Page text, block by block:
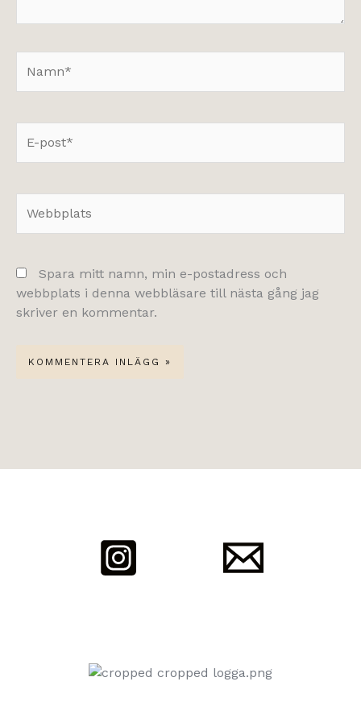
post*
Spara mitt namn, min e-postadress och
webbplats i denna webbläsare till nästa gång jag
skriver en kommentar.